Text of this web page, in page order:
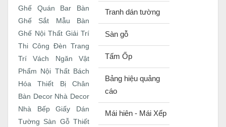
Ghế Quán Bar
Bàn
Ghế Sắt
Mẫu Bàn
Ghế Nội Thất Giải Trí
Thi Công Đèn Trang
Trí
Vách Ngăn
Vật
Phẩm Nội Thất Bách
Hóa Thiết Bị
Chân
Bàn Decor Nhà Decor
Nhà Bếp
Giấy Dán
Tường Sàn Gỗ Thiết
Tranh dán tường
Sàn gỗ
Tấm Ốp
Bảng hiệu quảng
cáo
Mái hiên - Mái Xếp